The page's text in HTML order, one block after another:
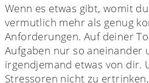
Wenn es etwas gibt, womit
vermutlich mehr als genug
Anforderungen. Auf deiner
Aufgaben nur so aneinander
irgendjemand etwas von dir.
Stressoren nicht zu